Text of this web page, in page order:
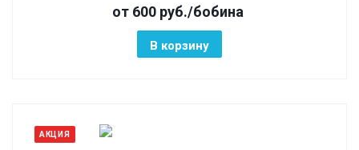
от 600 руб./бобина
В корзину
АКЦИЯ